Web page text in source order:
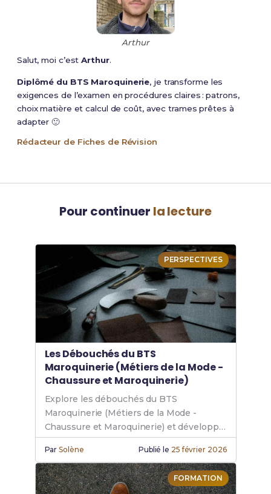
Arthur
Salut, moi c’estArthur.
Diplômé du BTS Maroquinerie, je transforme les
exigences de l’examen en procédures claires : patrons,
choix matière et calcul de coût, avec trames prêtes à
adapter 🙂
Rédacteur de Fiches de Révision
Pour continuer la lecture
PERSPECTIVES
Les Débouchés du BTS
Maroquinerie (Métiers de la Mode -
Chaussure et Maroquinerie)
Explore les débouchés du BTS
Maroquinerie (Métiers de la Mode -
Chaussure et Maroquinerie) et développe
ta carrière maroquinerie dans les métiers
de la mode.
ParSolène Publié le 25 février 2026
FORMATION